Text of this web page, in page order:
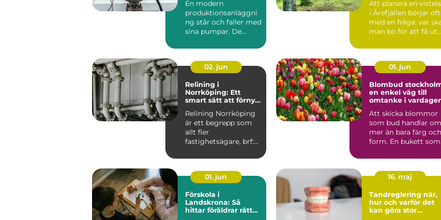
En modern
produktionsanläggni
ng står och faller med
sina pumpar. De
Att planera en
i Årefjällen börjar
med en fråga: var
man bo för att få ut
02. jun
Relining i
Norrköping: Ett
smart sätt att förnya
Relining Norrköping
är ett begrepp som
allt fler
fastighetsägare, brf:er
01. jun
Blombud
en enkel väg till
omtanke i
Att skicka blommor
som bud handlar om
mer än bara färg och
form. En bukett som
dör...
01. jun
Förskola i
Landskrona: Så
hittar föräldrar rätt
16. maj
Tandreglering när,
hur och varför det
kan göra stor